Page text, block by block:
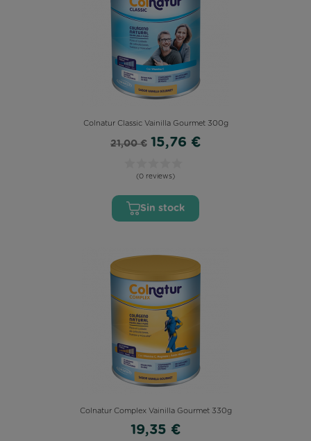
Colnatur Classic Vainilla Gourmet 300g
21,00 € 15,76 €
(0 reviews)
Sin stock
Colnatur Complex Vainilla Gourmet 330g
19,35 €